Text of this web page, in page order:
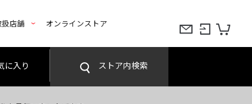
店舗 オンラインストア
に入り ストア内検索